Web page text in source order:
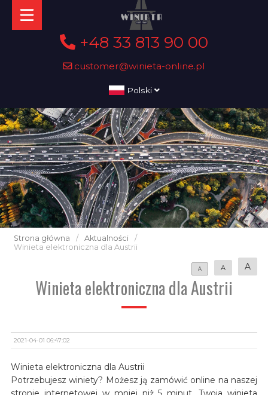
+48 33 813 90 00
customer@winieta-online.pl
Polski
Strona główna / Aktualności
/
Winieta elektroniczna dla Austrii
A A A
Winieta elektroniczna dla Austrii
2021-04-01 06:47:02
Winieta elektroniczna dla Austrii
Potrzebujesz winiety? Możesz ją zamówić online na naszej